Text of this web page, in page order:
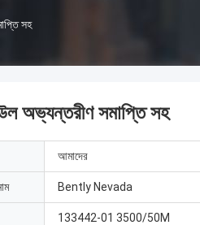
সহ
অভ্যন্তরীণ সমাপ্তি সহ
আমাদের
Bently Nevada
133442-01 3500/50M